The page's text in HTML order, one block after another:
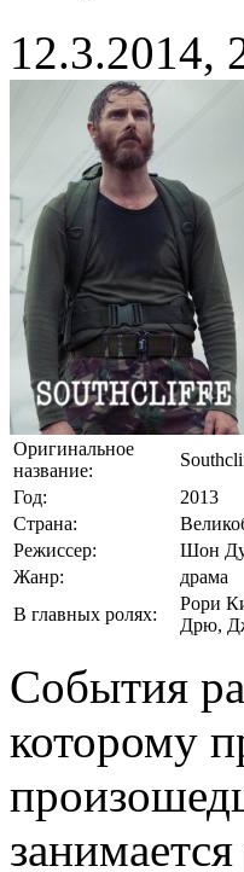
12.3.2014,
Оригинальное
название:
Год:
2013
Страна:
Режиссер:
Шон
Жанр:
драма
В главных ролях:
Рори
Дрю,
События
которому